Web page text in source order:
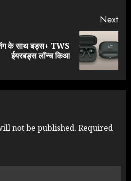
Next
के साथ बड्स+ TWS
ईयरबड्स लॉन्च किआ
not be published. Required